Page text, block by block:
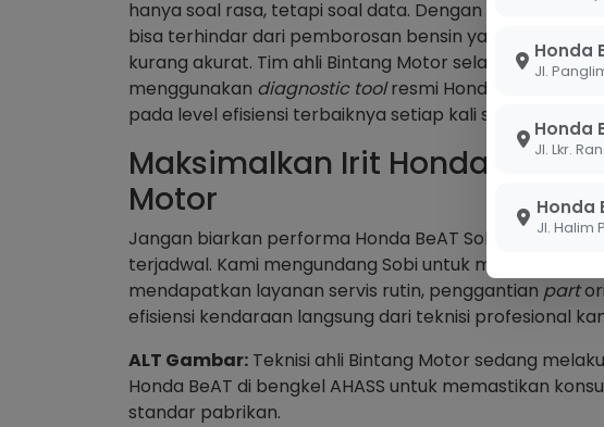
Honda
Honda
Honda
hanya soal rasa, tetapi soal data. Dengan memastikan
bisa terhindar dari pemborosan bensin yang tidak
kurang akurat. Tim ahli Bintang Motor selalu siap
menggunakan diagnostic toolresmi Honda untuk
pada level efisiensi terbaiknya setiap kali selesai diservis.
Maksimalkan Irit Honda BeAT
Motor
Jangan biarkan performa Honda BeAT Sobi menurun
terjadwal. Kami mengundang Sobi untuk mengunjungi
mendapatkan layanan servis rutin, penggantian part
efisiensi kendaraan langsung dari teknisi profesional
ALT Gambar: Teknisi ahli Bintang Motor sedang
Honda BeAT di bengkel AHASS untuk memastikan
standar pabrikan.